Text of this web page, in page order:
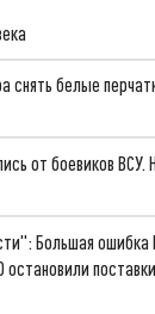
снять белые
от боевиков
Большая
остановили